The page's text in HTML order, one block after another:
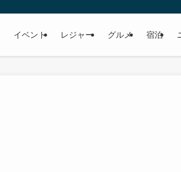
イベント レジャー グルメ 宿泊